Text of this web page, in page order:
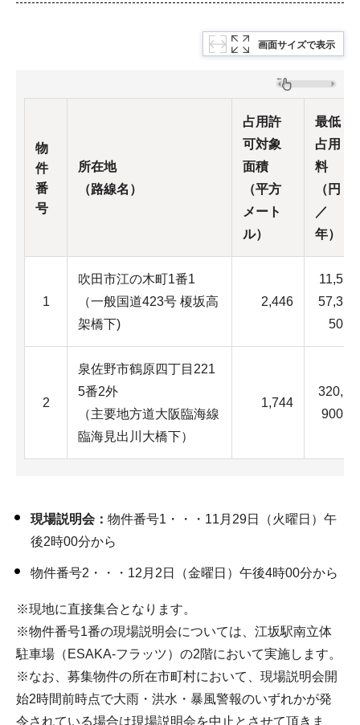
画面サイズで表示
物
件
番
号
所在地
（路線名）
占用許
可対象
面積
（平方
メート
ル）
最低
占用
料
（円
／
年）
1
吹田市江の木町1番1
（一般国道423号 榎坂高
架橋下)
2,446
11,5
57,3
50
2
泉佐野市鶴原四丁目221
5番2外
（主要地方道大阪臨海線
臨海見出川大橋下）
1,744
320,
900
現場説明会： 物件番号1・・・11月29日（火曜日）午
後2時00分から
物件番号2・・・12月2日（金曜日）午後4時00分から
※現地に直接集合となります。
※物件番号1番の現場説明会については、江坂駅南立体
駐車場（ESAKA-フラッツ）の2階において実施します。
※なお、募集物件の所在市町村において、現場説明会開
始2時間前時点で大雨・洪水・暴風警報のいずれかが発
令されている場合は現場説明会を中止とさせて頂きま